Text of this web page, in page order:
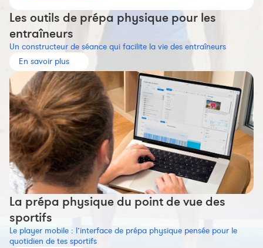
Les outils de prépa physique pour les
entraîneurs
Un constructeur de séance qui facilite la vie des entraîneurs
En savoir plus
La prépa physique du point de vue des
sportifs
Le player mobile : l’interface de prépa physique pensée pour le
quotidien de tes sportifs